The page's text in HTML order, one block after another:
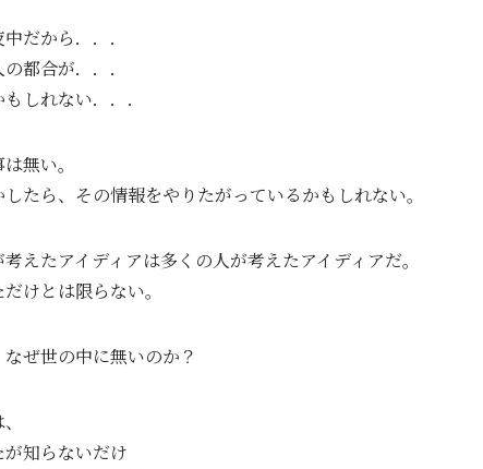
だから．．．
都合が．．．
しれない．．．
無い。
したら、その情報をやりたがっているかもしれない。
考えたアイディアは多くの人が考えたアイディアだ。
けとは限らない。
ぜ世の中に無いのか？
が知らないだけ